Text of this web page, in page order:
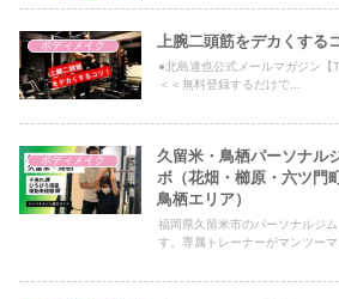
ボディメイク 上腕二頭筋をデカくする
●北島達也公式メールマガジン
＜＜無料登録するだけで...
ボディメイク
久留米・鳥栖パーソナル
ボ（花畑・櫛原・六ツ門
鳥栖エリア）
福岡県久留米市のパーソナルジ
す。専属トレーナーがマンツーマ